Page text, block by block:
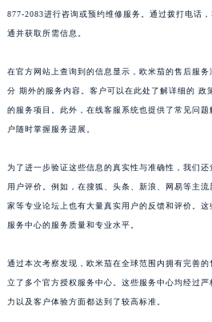
877-2083进行咨询或预约维修服务。通过拨打电话
通并获取所需信息。
在官方网站上查询到的信息显示，欧米茄的售后服
分 期外的服务内容。客户可以在此处了解详细的 政
的服务项目。此外，在线客服系统也提供了常见问
户随时掌握服务进展。
为了进一步验证这些信息的真实性与准确性，我们
用户评价。例如，在搜狐、头条、新浪、网易等主
家等专业论坛上也有大量真实用户的反馈和评价。
服务中心的服务质量和专业水平。
通过本次考察发现，欧米茄在全球范围内拥有完善
立了多个官方授权服务中心。这些服务中心均经过
力以及客户体验方面都达到了较高标准。